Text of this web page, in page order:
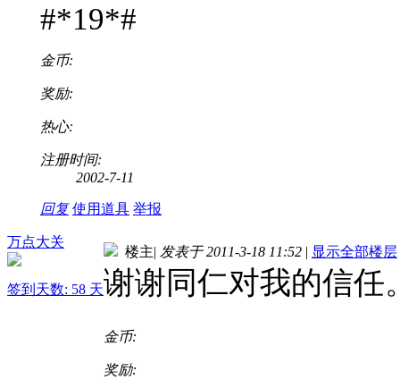
#*19*#
金币:
奖励:
热心:
注册时间:
2002-7-11
回复 使用道具 举报
万点大关
签到天数: 58 天
楼主| 发表于 2011-3-18 11:52 | 显示全部楼层
谢谢同仁对我的信任
金币:
奖励: